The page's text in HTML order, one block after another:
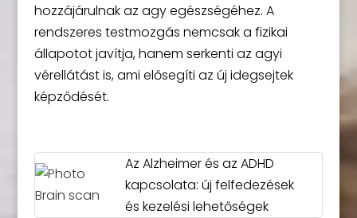
hozzájárulnak az agy egészségéhez. A
rendszeres testmozgás nemcsak a fizikai
állapotot javítja, hanem serkenti az agyi
vérellátást is, ami elősegíti az új idegsejtek
képződését.
Az Alzheimer és az ADHD
kapcsolata: új felfedezések
és kezelési lehetőségek